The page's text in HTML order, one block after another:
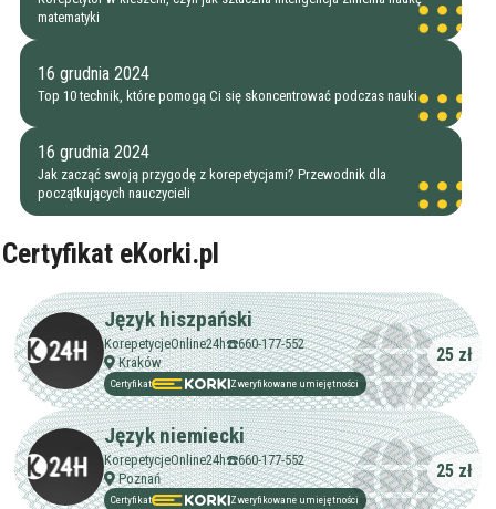
Filtry
Szukaj w promieniu
km
Moja lokalizacja
matematyki
16 grudnia 2024
Top 10 technik, które pomogą Ci się skoncentrować podczas nauki
16 grudnia 2024
Jak zacząć swoją przygodę z korepetycjami? Przewodnik dla
początkujących nauczycieli
Certyfikat eKorki.pl
Język hiszpański
KorepetycjeOnline24h☎️660-177-552
Kraków
Certyfikat Zweryfikowane umiejętności
25 zł
Język niemiecki
KorepetycjeOnline24h☎️660-177-552
Poznań
Certyfikat Zweryfikowane umiejętności
25 zł